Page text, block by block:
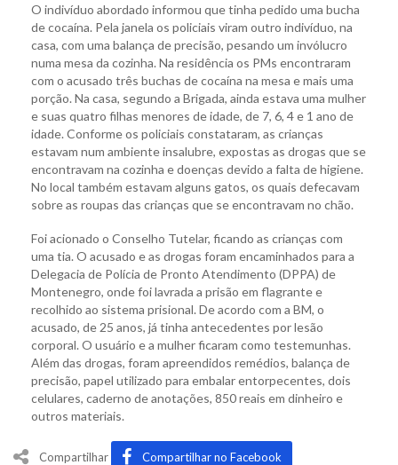
O indivíduo abordado informou que tinha pedido uma bucha
de cocaína. Pela janela os policiais viram outro indivíduo, na
casa, com uma balança de precisão, pesando um invólucro
numa mesa da cozinha. Na residência os PMs encontraram
com o acusado três buchas de cocaína na mesa e mais uma
porção. Na casa, segundo a Brigada, ainda estava uma mulher
e suas quatro filhas menores de idade, de 7, 6, 4 e 1 ano de
idade. Conforme os policiais constataram, as crianças
estavam num ambiente insalubre, expostas as drogas que se
encontravam na cozinha e doenças devido a falta de higiene.
No local também estavam alguns gatos, os quais defecavam
sobre as roupas das crianças que se encontravam no chão.
Foi acionado o Conselho Tutelar, ficando as crianças com
uma tia. O acusado e as drogas foram encaminhados para a
Delegacia de Polícia de Pronto Atendimento (DPPA) de
Montenegro, onde foi lavrada a prisão em flagrante e
recolhido ao sistema prisional. De acordo com a BM, o
acusado, de 25 anos, já tinha antecedentes por lesão
corporal. O usuário e a mulher ficaram como testemunhas.
Além das drogas, foram apreendidos remédios, balança de
precisão, papel utilizado para embalar entorpecentes, dois
celulares, caderno de anotações, 850 reais em dinheiro e
outros materiais.
Compartilhar Compartilhar no Facebook